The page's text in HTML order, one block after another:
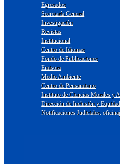
Egresados
Secretaría General
Investigación
Revistas
Institucional
Centro de Idiomas
Fondo de Publicaciones
Emisora
Medio Ambiente
Centro de Pensamiento
Instituto de Ciencias Morales y
Dirección de Inclusión y
Notificaciones Judiciales: